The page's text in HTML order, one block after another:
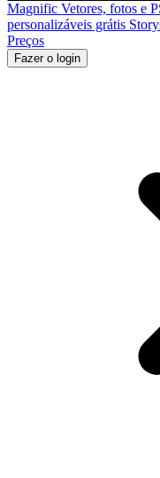
Magnific Vetores, fotos e
personalizáveis grátis
Preços
Fazer o login